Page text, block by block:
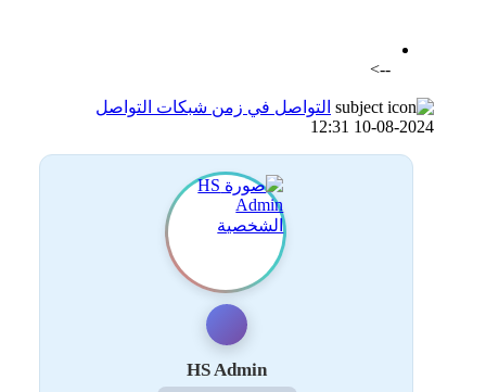
-->
التواصل في زمن شبكات التواصل
10-08-2024 12:31
HS Admin